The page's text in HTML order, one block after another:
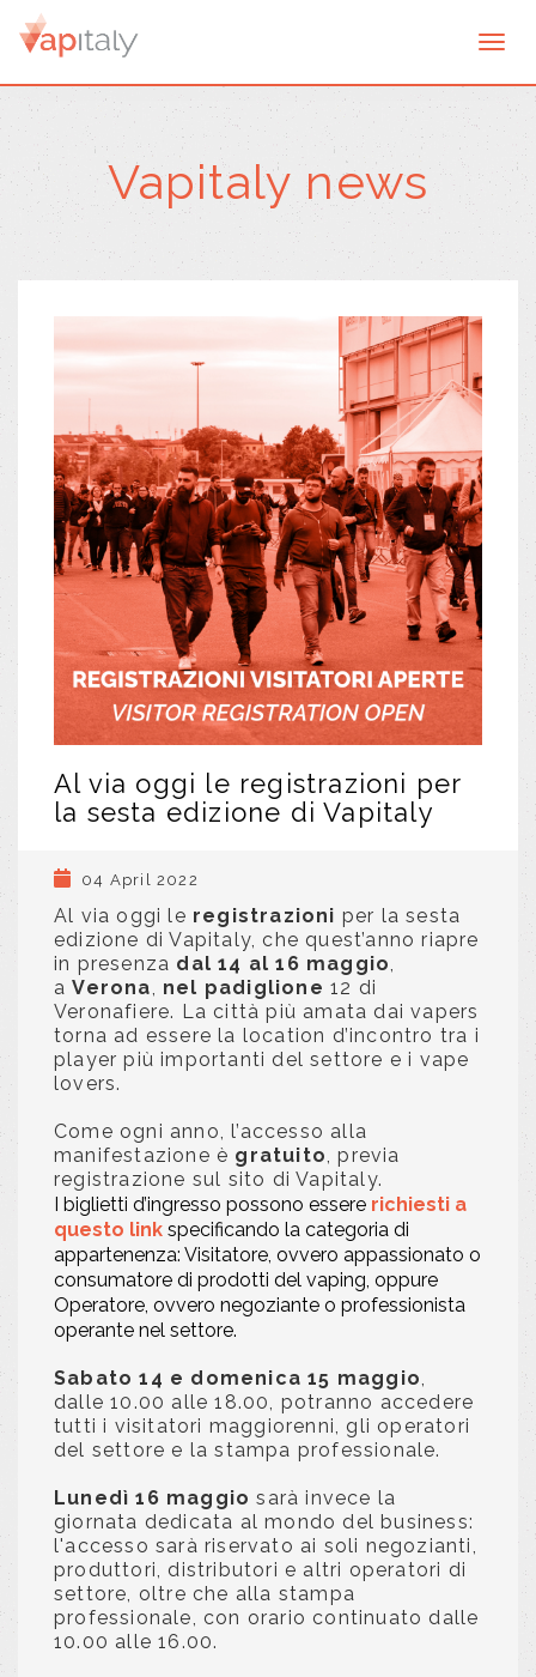
Vapitaly news
Al via oggi le registrazioni per
la sesta edizione di Vapitaly
04 April 2022
Al via oggi le registrazioni per la sesta
edizione di Vapitaly, che quest’anno riapre
in presenza dal 14 al 16 maggio,
a Verona, nel padiglione 12 di
Veronafiere. La città più amata dai vapers
torna ad essere la location d’incontro tra i
player più importanti del settore e i vape
lovers.
Come ogni anno, l’accesso alla
manifestazione è gratuito, previa
registrazione sul sito di Vapitaly.
I biglietti d’ingresso possono essere richiesti a
questo link specificando la categoria di
appartenenza: Visitatore, ovvero appassionato o
consumatore di prodotti del vaping, oppure
Operatore, ovvero negoziante o professionista
operante nel settore.
Sabato 14 e domenica 15 maggio,
dalle 10.00 alle 18.00, potranno accedere
tutti i visitatori maggiorenni, gli operatori
del settore e la stampa professionale.
Lunedì 16 maggio sarà invece la
giornata dedicata al mondo del business:
l'accesso sarà riservato ai soli negozianti,
produttori, distributori e altri operatori di
settore, oltre che alla stampa
professionale, con orario continuato dalle
10.00 alle 16.00.